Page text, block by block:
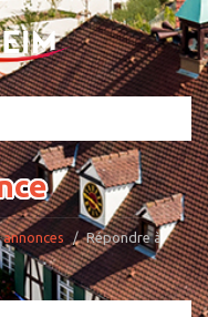
Répondre à